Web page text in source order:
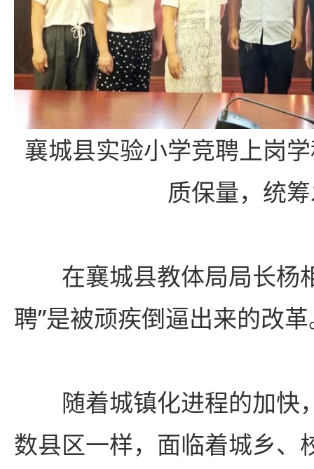
襄城县实验小学竞聘上岗
质保量，统
在襄城县教体局局长杨
聘”是被顽疾倒逼出来的改
随着城镇化进程的加快
数县区一样，面临着城乡、